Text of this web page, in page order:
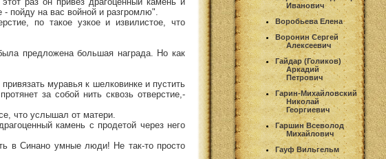
пойду на вас войной и разгромлю".
по такое узкое и извилистое, что
предложена большая награда. Но как
муравья к шелковинке и пустить
за собой нить сквозь отверстие,-
что услышал от матери.
камень с продетой через него
в Синано умные люди! Не так-то просто
Иванович
Воробьева Елена
Воронин Сергей
Алексеевич
Гайдар (Голиков)
Аркадий
Петрович
Гарин-Михайловский
Николай
Георгиевич
Гаршин Всеволод
Михайлович
Гауф Вильгельм